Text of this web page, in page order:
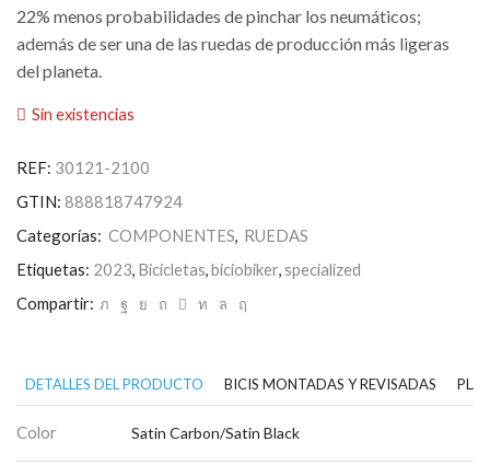
22% menos probabilidades de pinchar los neumáticos;
además de ser una de las ruedas de producción más ligeras
del planeta.
Sin existencias
REF: 30121-2100
GTIN: 888818747924
Categorías: COMPONENTES, RUEDAS
Etiquetas: 2023, Bicicletas,biciobiker,specialized
Compartir:
DETALLES DEL PRODUCTO BICIS MONTADAS Y REVISADAS
Color Satin Carbon/Satin Black